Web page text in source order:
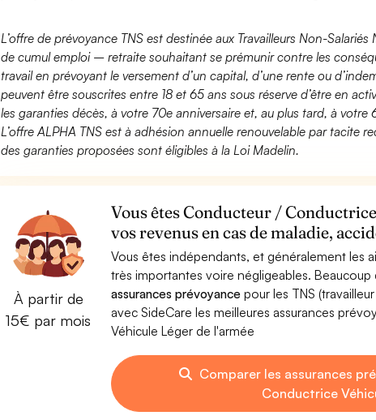
L’offre de prévoyance TNS est destinée aux Travailleurs Non-
de cumul emploi – retraite souhaitant se prémunir contre les
travail en prévoyant le versement d’un capital, d’une rente ou
peuvent être souscrites entre 18 et 65 ans sous réserve d’être en
les garanties décès, à votre 70e anniversaire et, au plus tard, à votre
L’offre ALPHA TNS est à adhésion annuelle renouvelable par tacite
des garanties proposées sont éligibles à la Loi Madelin.
À partir de
15€ par mois
Vous êtes Conducteur /
vos revenus en cas de maladie,
Vous êtes indépendants, et généralement les
très importantes voire négligeables.
assurances prévoyancepour les TNS
avec SideCare les meilleures assurances
Véhicule Léger de l'armée
Comparer les assurances
Conductrice